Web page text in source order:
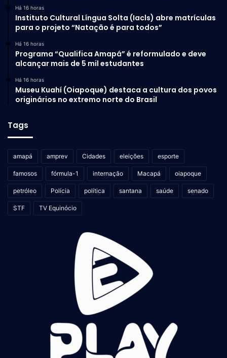
Há 16 horas
Instituto Cultural Língua Solta (Iacls) abre matrículas
para o projeto “Natação é para todos”
Há 16 horas
Programa “Qualifica Amapá” é reformulado e deve
alcançar mais de 5 mil estudantes
Há 16 horas
Museu Kuahí (Oiapoque) destaca a cultura dos povos
originários no extremo norte do Brasil
Tags
amapá amprev Cidades eleições esporte
famosos fórmula-1 internação Macapá oiapoque
petróleo Polícia política santana saúde senado
STF TV Equinócio